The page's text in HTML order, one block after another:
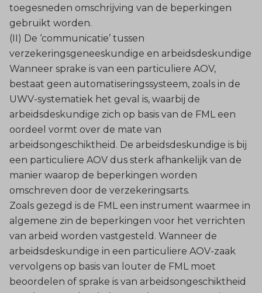
toegesneden omschrijving van de beperkingen
gebruikt worden.
(II) De ‘communicatie’ tussen
verzekeringsgeneeskundige en arbeidsdeskundige
Wanneer sprake is van een particuliere AOV,
bestaat geen automatiseringssysteem, zoals in de
UWV-systematiek het geval is, waarbij de
arbeidsdeskundige zich op basis van de FML een
oordeel vormt over de mate van
arbeidsongeschiktheid. De arbeidsdeskundige is bij
een particuliere AOV dus sterk afhankelijk van de
manier waarop de beperkingen worden
omschreven door de verzekeringsarts.
Zoals gezegd is de FML een instrument waarmee in
algemene zin de beperkingen voor het verrichten
van arbeid worden vastgesteld. Wanneer de
arbeidsdeskundige in een particuliere AOV-zaak
vervolgens op basis van louter de FML moet
beoordelen of sprake is van arbeidsongeschiktheid